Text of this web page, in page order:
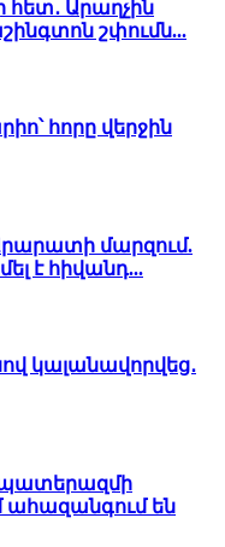
հետ․ Արաղչին
շփումն...
հորը վերջին
մարզում.
է հիվանդ...
կալանավորվեց․
պատերազմի
ահազանգում են